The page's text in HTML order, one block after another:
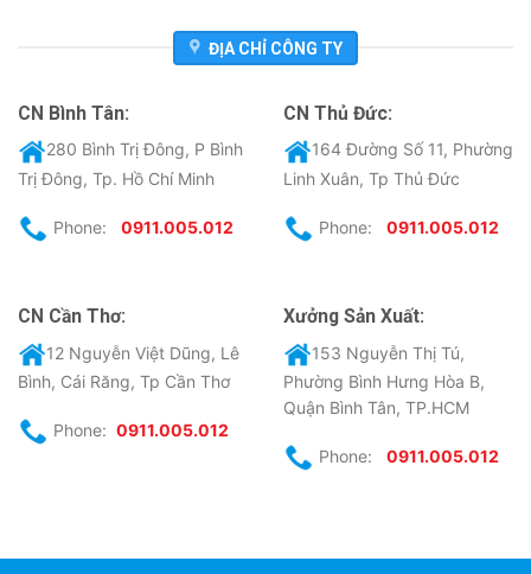
ĐỊA CHỈ CÔNG TY
CN Bình Tân:
280 Bình Trị Đông, P Bình
Trị Đông, Tp. Hồ Chí Minh
Phone: 0911.005.012
CN Thủ Đức:
164 Đường Số 11, Phường
Linh Xuân, Tp Thủ Đức
Phone: 0911.005.012
CN Cần Thơ:
12 Nguyễn Việt Dũng, Lê
Bình, Cái Răng, Tp Cần Thơ
Phone: 0911.005.012
Xưởng Sản Xuất:
153 Nguyễn Thị Tú,
Phường Bình Hưng Hòa B,
Quận Bình Tân, TP.HCM
Phone: 0911.005.012